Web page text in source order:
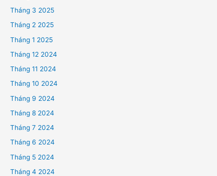
Tháng 3 2025
Tháng 2 2025
Tháng 1 2025
Tháng 12 2024
Tháng 11 2024
Tháng 10 2024
Tháng 9 2024
Tháng 8 2024
Tháng 7 2024
Tháng 6 2024
Tháng 5 2024
Tháng 4 2024